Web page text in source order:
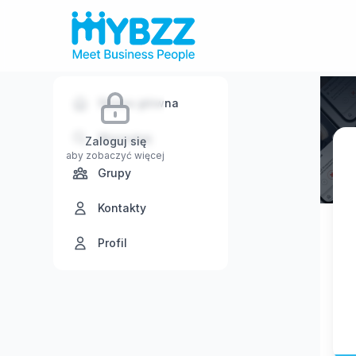
Zaloguj się
aby zobaczyć więcej
Strona główna
Wyszukaj
Grupy
Kontakty
Profil